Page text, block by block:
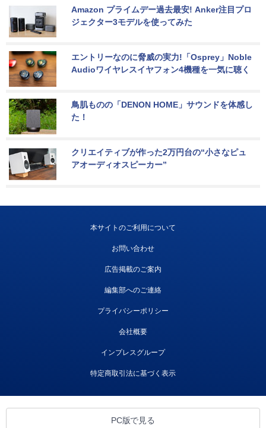
Amazon プライムデー過去最安! Anker注目プロ
ジェクター3モデルを使ってみた
エントリーなのに脅威の実力!「Osprey」Noble
Audioワイヤレスイヤフォン4機種を一気に聴く
鳥肌ものの「DENON HOME」サウンドを体感し
た！
クリエイティブが作った2万円台の“小さなピュ
アオーディオスピーカー”
本サイトのご利用について
お問い合わせ
広告掲載のご案内
編集部へのご連絡
プライバシーポリシー
会社概要
インプレスグループ
特定商取引法に基づく表示
PC版で見る